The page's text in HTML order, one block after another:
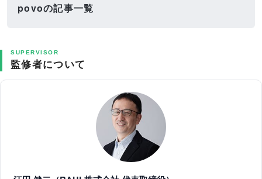
povoの記事一覧
SUPERVISOR
監修者について